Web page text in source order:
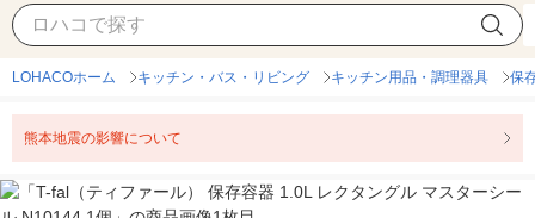
LOHACOホーム キッチン・バス・リビング キッチン用品・調理器具 保
熊本地震の影響について